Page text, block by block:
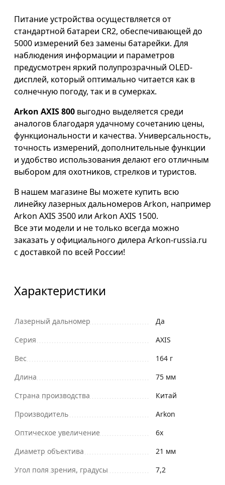
Питание устройства осуществляется от
стандартной батареи CR2, обеспечивающей до
5000 измерений без замены батарейки. Для
наблюдения информации и параметров
предусмотрен яркий полупрозрачный OLED-
дисплей, который оптимально читается как в
солнечную погоду, так и в сумерках.
Arkon AXIS 800 выгодно выделяется среди
аналогов благодаря удачному сочетанию цены,
функциональности и качества. Универсальность,
точность измерений, дополнительные функции
и удобство использования делают его отличным
выбором для охотников, стрелков и туристов.
В нашем магазине Вы можете купить всю
линейку лазерных дальномеров Arkon, например
Arkon AXIS 3500 или Arkon AXIS 1500.
Все эти модели и не только всегда можно
заказать у официального дилера Arkon-russia.ru
с доставкой по всей России!
Характеристики
Лазерный дальномер
Да
Серия
AXIS
Вес
164 г
Длина
75 мм
Страна производства
Китай
Производитель
Arkon
Оптическое увеличение
6х
Диаметр объектива
21 мм
Угол поля зрения, градусы
7,2